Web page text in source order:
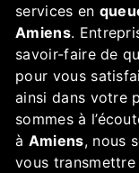
services en
Amiens.
savoir-faire de
pour vous
ainsi dans votre
sommes à
à Amiens, nous
vous transmettre